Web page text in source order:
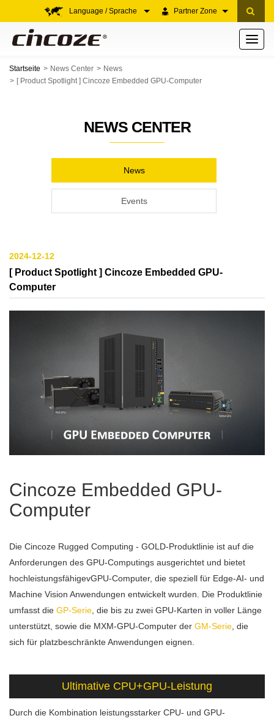
Partner Zone
Language / Sprache
Toggle
Startseite News Center
News
[ Product Spotlight ] Cincoze Embedded GPU-Computer
NEWS CENTER
News
Events
2024-12-12
[ Product Spotlight ] Cincoze Embedded GPU-
Computer
Cincoze Embedded GPU-
Computer
Die Cincoze Rugged Computing - GOLD-Produktlinie ist auf die
Anforderungen des GPU-Computings ausgerichtet und bietet
hochleistungsfähigevGPU-Computer, die speziell für Edge-AI- und
Machine Vision Anwendungen entwickelt wurden. Die Produktlinie
umfasst die GP-Serie , die bis zu zwei GPU-Karten in voller Länge
unterstützt, sowie die MXM-GPU-Computer der GM-Serie , die
sich für platzbeschränkte Anwendungen eignen.
Ultimative CPU+GPU-Leistung
Durch die Kombination leistungsstarker CPU- und GPU-